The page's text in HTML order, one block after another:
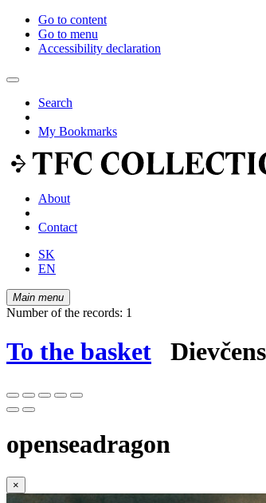
Go to content
Go to menu
Accessibility declaration
Search
My Bookmarks
About
Contact
SK
EN
Main menu
Number of the records: 1
To the basket
openseadragon
×